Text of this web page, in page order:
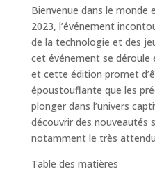
Bienvenue dans le
2023, l’événement
de la technologie et des
cet événement se déroule
et cette édition promet
époustouflante que les
plonger dans l’univers
découvrir des nouveautés
notamment le très
Table des matières